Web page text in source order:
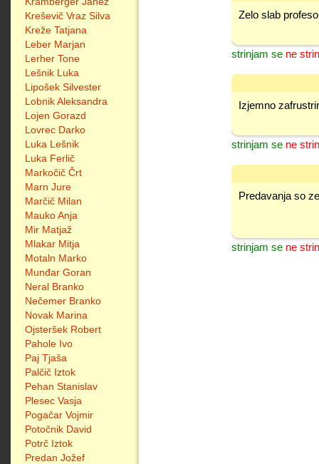
Kreševič Vraz Silva
Kreže Tatjana
Leber Marjan
Lerher Tone
Lešnik Luka
Lipošek Silvester
Lobnik Aleksandra
Lojen Gorazd
Lovrec Darko
Luka Lešnik
Luka Ferlič
Markočič Črt
Marn Jure
Marčič Milan
Mauko Anja
Mir Matjaž
Mlakar Mitja
Motaln Marko
Munđar Goran
Neral Branko
Nečemer Branko
Novak Marina
Ojsteršek Robert
Pahole Ivo
Paj Tjaša
Palčič Iztok
Pehan Stanislav
Plesec Vasja
Pogačar Vojmir
Potočnik David
Potrč Iztok
Predan Jožef
Zelo slab
strinjam se ne
Izjemno
strinjam se ne
Predavanja so
strinjam se ne